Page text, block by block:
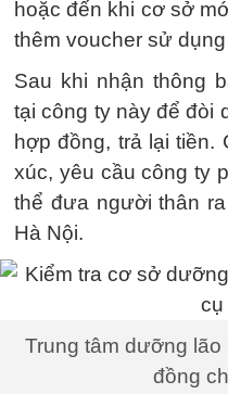
hoặc đến khi cơ sở
thêm voucher sử
Sau khi nhận thông
tại công ty này để đòi
hợp đồng, trả lại tiền.
xúc, yêu cầu công ty
thể đưa người thân
Hà Nội.
Trung tâm dưỡng
đồng